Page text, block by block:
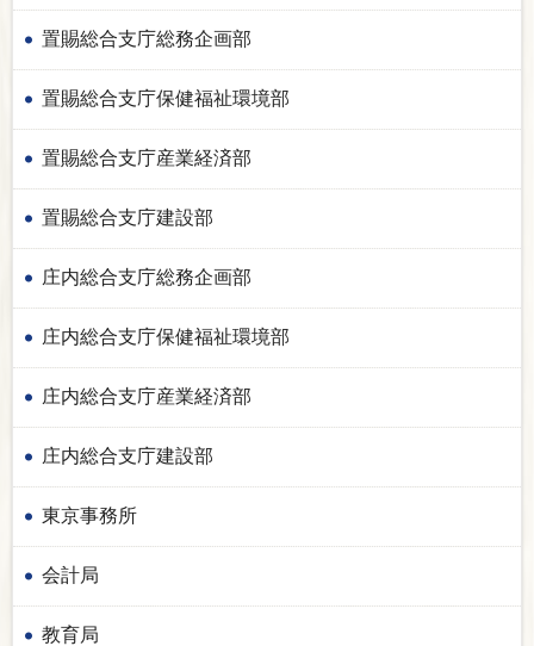
置賜総合支庁総務企画部
置賜総合支庁保健福祉環境部
置賜総合支庁産業経済部
置賜総合支庁建設部
庄内総合支庁総務企画部
庄内総合支庁保健福祉環境部
庄内総合支庁産業経済部
庄内総合支庁建設部
東京事務所
会計局
教育局